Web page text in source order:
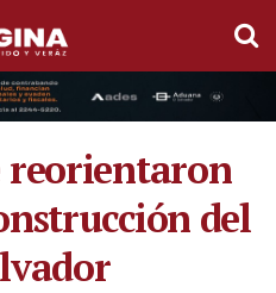
reorientaron
del